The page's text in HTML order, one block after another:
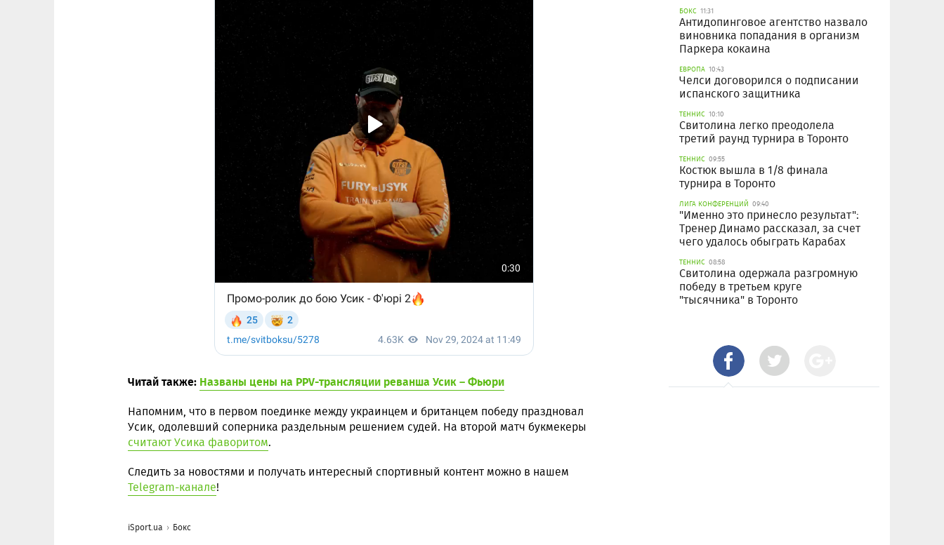
Читай также: Названы цены на PPV-трансляции реванша Усик – Фьюри
Напомним, что в первом поединке между украинцем и британцем победу праздновал
Усик, одолевший соперника раздельным решением судей. На второй матч букмекеры
считают Усика фаворитом.
Следить за новостями и получать интересный спортивный контент можно в нашем
Telegram-канале!
iSport.ua Бокс
БОКС 11:31
Антидопинговое агентство назвало
виновника попадания в организм
Паркера кокаина
ЕВРОПА 10:43
Челси договорился о подписании
испанского защитника
ТЕННИС 10:10
Свитолина легко преодолела
третий раунд турнира в Торонто
ТЕННИС 09:55
Костюк вышла в 1/8 финала
турнира в Торонто
ЛИГА КОНФЕРЕНЦИЙ 09:40
"Именно это принесло результат":
Тренер Динамо рассказал, за счет
чего удалось обыграть Карабах
ТЕННИС 08:58
Свитолина одержала разгромную
победу в третьем круге
"тысячника" в Торонто